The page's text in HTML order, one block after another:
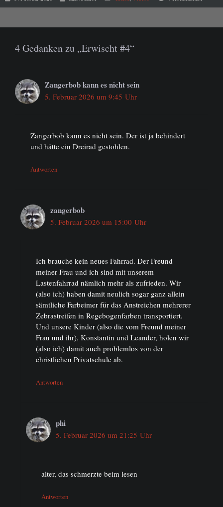
4 Gedanken zu „Erwischt #4“
Zangerbob kann es nicht sein
5. Februar 2026 um 9:45 Uhr
Zangerbob kann es nicht sein. Der ist ja behindert
und hätte ein Dreirad gestohlen.
Antworten
zangerbob
5. Februar 2026 um 15:00 Uhr
Ich brauche kein neues Fahrrad. Der Freund
meiner Frau und ich sind mit unserem
Lastenfahrrad nämlich mehr als zufrieden. Wir
(also ich) haben damit neulich sogar ganz allein
sämtliche Farbeimer für das Anstreichen mehrerer
Zebrastreifen in Regebogenfarben transportiert.
Und unsere Kinder (also die vom Freund meiner
Frau und ihr), Konstantin und Leander, holen wir
(also ich) damit auch problemlos von der
christlichen Privatschule ab.
Antworten
phi
5. Februar 2026 um 21:25 Uhr
alter, das schmerzte beim lesen
Antworten